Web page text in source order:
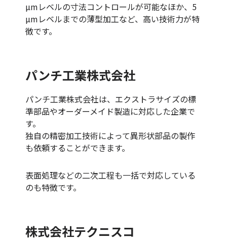
µmレベルの寸法コントロールが可能なほか、5
µmレベルまでの薄型加工など、高い技術力が特
徴です。
パンチ工業株式会社
パンチ工業株式会社は、エクストラサイズの標
準部品やオーダーメイド製造に対応した企業で
す。
独自の精密加工技術によって異形状部品の製作
も依頼することができます。
表面処理などの二次工程も一括で対応している
のも特徴です。
株式会社テクニスコ